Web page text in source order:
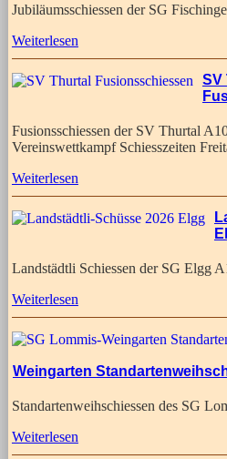
Jubiläumsschiessen der SG
Weiterlesen
SV
Fusionsschiessen der SV Thurtal
Vereinswettkampf Schiesszeiten
Weiterlesen
Landstädtli Schiessen der SG Elgg
Weiterlesen
Weingarten
Standartenweihschiessen des SG
Weiterlesen